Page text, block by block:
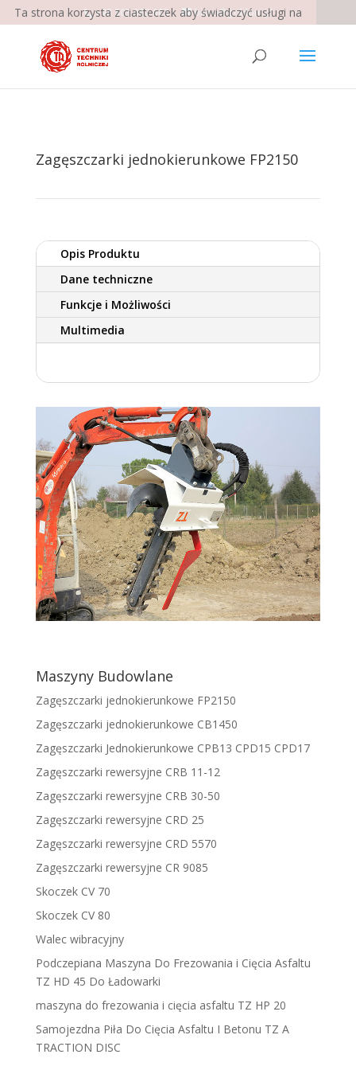
+48 503 062 003 biuro@goldoni.pl
Zagęszczarki jednokierunkowe FP2150
Opis Produktu
Dane techniczne
Funkcje i Możliwości
Multimedia
Maszyny Budowlane
Zagęszczarki jednokierunkowe FP2150
Zagęszczarki jednokierunkowe CB1450
Zagęszczarki Jednokierunkowe CPB13 CPD15 CPD17
Zagęszczarki rewersyjne CRB 11-12
Zagęszczarki rewersyjne CRB 30-50
Zagęszczarki rewersyjne CRD 25
Zagęszczarki rewersyjne CRD 5570
Zagęszczarki rewersyjne CR 9085
Skoczek CV 70
Skoczek CV 80
Walec wibracyjny
Podczepiana Maszyna Do Frezowania i Cięcia Asfaltu
TZ HD 45 Do Ładowarki
maszyna do frezowania i cięcia asfaltu TZ HP 20
Samojezdna Piła Do Cięcia Asfaltu I Betonu TZ A
TRACTION DISC
Ta strona korzysta z ciasteczek aby świadczyć usługi na
oznacza, że zgadzasz się na ich użycie.
Chcesz wiedzieć